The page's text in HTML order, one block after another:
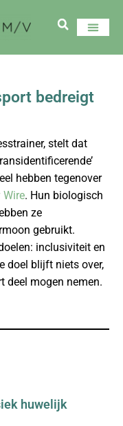
bedreigt
stelt dat
hebben tegenover
Wire. Hun biologisch
ze
gebruikt.
inclusiviteit en
doel blijft niets over,
deel mogen nemen.
huwelijk